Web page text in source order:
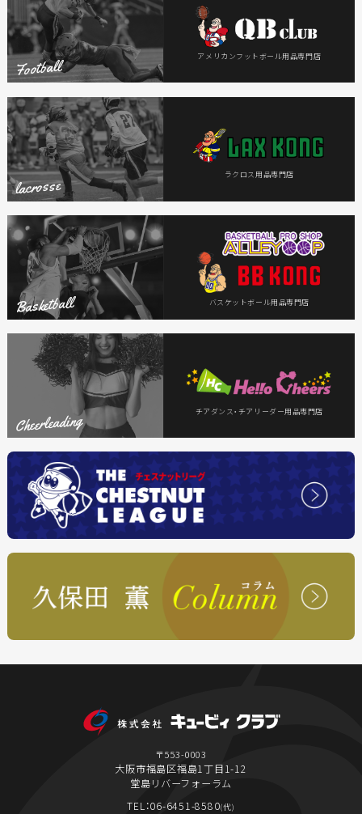
アメリカンフットボール用品専門店
Football
ラクロス用品専門店
lacrosse
バスケットボール用品専門店
Basketball
チアダンス・チアリーダー用品専門店
Cheerleading
〒553-0003
大阪市福島区福島1丁目1-12
堂島リバーフォーラム
TEL：06-6451-8580(代)